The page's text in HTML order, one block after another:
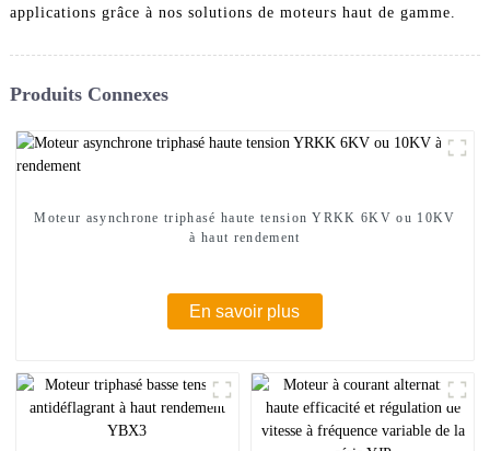
applications grâce à nos solutions de moteurs haut de gamme.
Produits Connexes
Moteur asynchrone triphasé haute tension YRKK 6KV ou 10KV
à haut rendement
En savoir plus